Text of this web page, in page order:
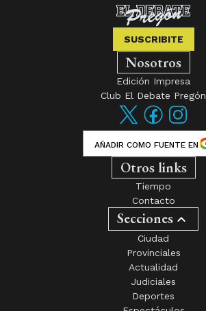
SUSCRIBITE
Nosotros
Edición Impresa
Club El Debate Pregón
AÑADIR COMO FUENTE EN
Otros links
Tiempo
Contacto
Secciones
Ciudad
Provinciales
Actualidad
Judiciales
Deportes